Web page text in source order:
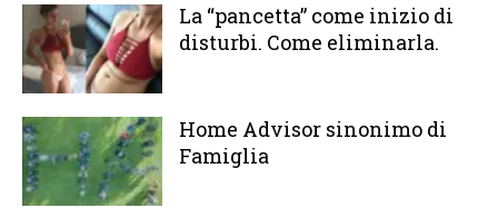
La “pancetta” come inizio di
disturbi. Come eliminarla.
Home Advisor sinonimo di
Famiglia